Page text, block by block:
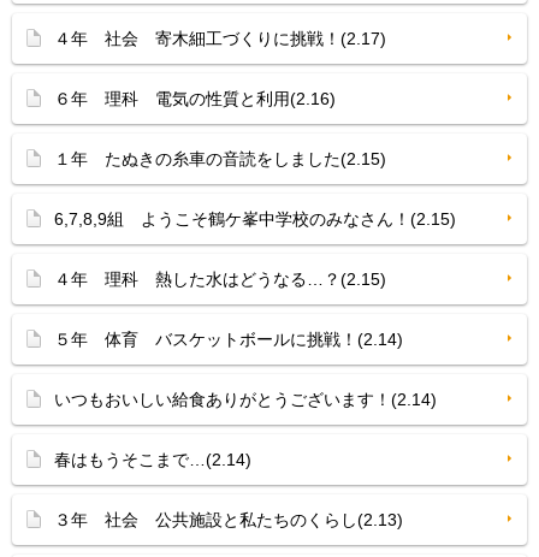
４年 社会 寄木細工づくりに挑戦！(2.17)
６年 理科 電気の性質と利用(2.16)
１年 たぬきの糸車の音読をしました(2.15)
6,7,8,9組 ようこそ鶴ケ峯中学校のみなさん！(2.15)
４年 理科 熱した水はどうなる…？(2.15)
５年 体育 バスケットボールに挑戦！(2.14)
いつもおいしい給食ありがとうございます！(2.14)
春はもうそこまで…(2.14)
３年 社会 公共施設と私たちのくらし(2.13)